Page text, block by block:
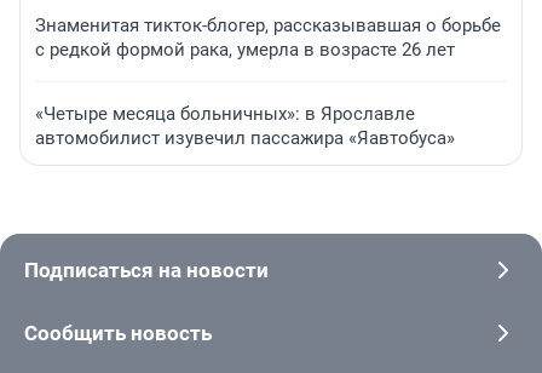
Знаменитая тикток-блогер, рассказывавшая о борьбе
с редкой формой рака, умерла в возрасте 26 лет
«Четыре месяца больничных»: в Ярославле
автомобилист изувечил пассажира «Яавтобуса»
Подписаться на новости
Сообщить новость